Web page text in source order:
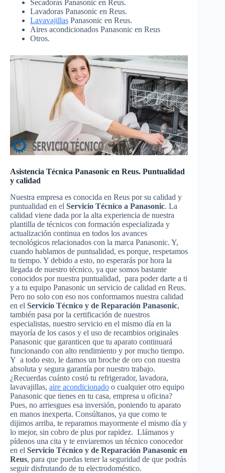
Secadoras Panasonic en Reus.
Lavadoras Panasonic en Reus.
Lavavajillas Panasonic en Reus.
Aires acondicionados Panasonic en Reus
Otros.
Asistencia Técnica Panasonic en Reus. Puntualidad
y calidad
Nuestra empresa es conocida en Reus por su calidad y
puntualidad en el Servicio Técnico a Panasonic. La
calidad viene dada por la alta experiencia de nuestra
plantilla de técnicos con formación especializada y
actualización continua en todos los avances
tecnológicos relacionados con la marca Panasonic. Y,
cuando hablamos de puntualidad, es porque, respetamos
tu tiempo. Y debido a esto, no esperarás por hora la
llegada de nuestro técnico, ya que somos bastante
conocidos por nuestra puntualidad, para poder darte a ti
y a tu equipo Panasonic un servicio de calidad en Reus.
Pero no solo con eso nos conformamos nuestra calidad
en el Servicio Técnico y de Reparación Panasonic,
también pasa por la certificación de nuestros
especialistas, nuestro servicio en el mismo día en la
mayoría de los casos y el uso de recambios originales
Panasonic que garanticen que tu aparato continuará
funcionando con alto rendimiento y por mucho tiempo.
Y a todo esto, le damos un broche de oro con nuestra
absoluta y segura garantía por nuestro trabajo.
¿Recuerdas cuánto costó tu refrigerador, lavadora,
lavavajillas, aire acondicionado o cualquier otro equipo
Panasonic que tienes en tu casa, empresa u oficina?
Pues, no arriesgues esa inversión, poniendo tu aparato
en manos inexperta. Consúltanos, ya que como te
dijimos arriba, te reparamos mayormente el mismo día y
lo mejor, sin cobro de plus por rapidez. Llámanos y
pídenos una cita y te enviaremos un técnico conocedor
en el Servicio Técnico y de Reparación Panasonic en
Reus, para que puedas tener la seguridad de que podrás
seguir disfrutando de tu electrodoméstico.